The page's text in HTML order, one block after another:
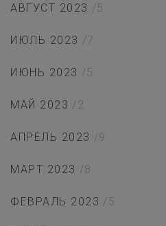
АВГУСТ 2023 /5
ИЮЛЬ 2023 /7
ИЮНЬ 2023 /5
МАЙ 2023 /2
АПРЕЛЬ 2023 /9
МАРТ 2023 /8
ФЕВРАЛЬ 2023 /5